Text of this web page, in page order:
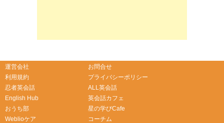
運営会社
お問合せ
利用規約
プライバシーポリシー
忍者英会話
ALL英会話
English Hub
英会話カフェ
おうち部
星の学びCafe
Weblioケア
コーチム